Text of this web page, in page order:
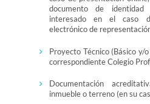
documento de
interesado en el caso
electrónico de
Proyecto Técnico (Básico y/
correspondiente Colegio
Documentación
inmueble o terreno (en su